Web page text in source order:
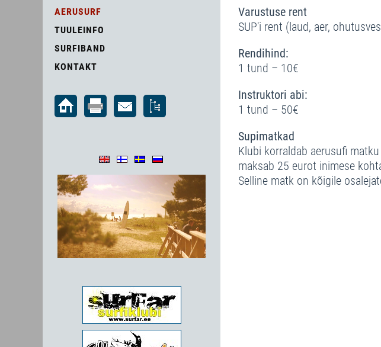
Varustuse rent
SUP'i rent (laud, aer,
Rendihind:
1 tund – 10€
Instruktori abi:
1 tund – 50€
Supimatkad
Klubi korraldab aerusufi
maksab 25 eurot inimese
Selline matk on kõigile
AERUSURF
TUULEINFO
SURFIBAND
KONTAKT